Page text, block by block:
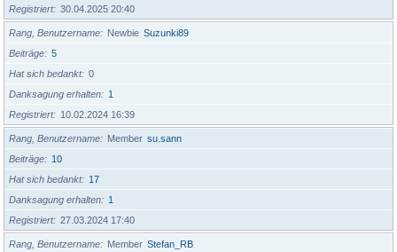
Registriert
30.04.2025 20:40
Rang, Benutzername Newbie Suzunki89
Beiträge
5
Hat sich bedankt
0
Danksagung erhalten
1
Registriert
10.02.2024 16:39
Rang, Benutzername Member su.sann
Beiträge
10
Hat sich bedankt
17
Danksagung erhalten
1
Registriert
27.03.2024 17:40
Rang, Benutzername Member Stefan_RB